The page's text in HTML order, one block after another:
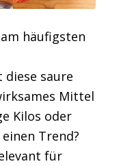
häufigsten
saure
Mittel
Kilos oder
Trend?
für